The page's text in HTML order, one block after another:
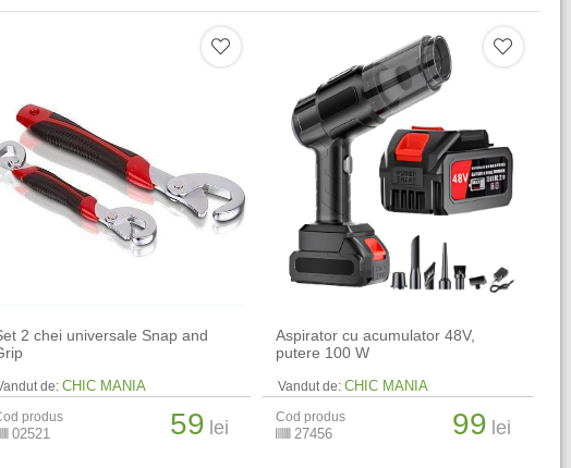
2 chei universale Snap and
de: CHIC MANIA
produs
02521 59 lei
Aspirator cu acumulator 48V,
putere 100 W
Vandut de: CHIC MANIA
Cod produs
27456 99 lei